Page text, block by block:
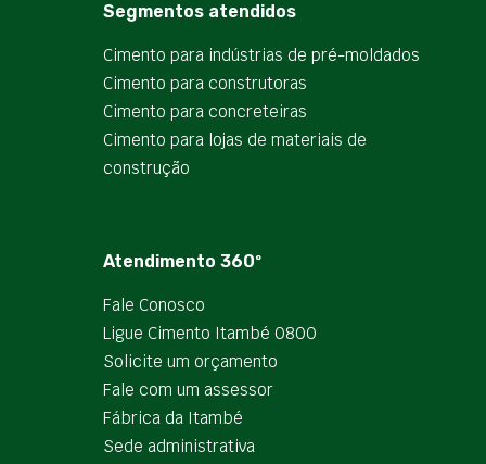
Segmentos atendidos
Cimento para indústrias de pré-moldados
Cimento para construtoras
Cimento para concreteiras
Cimento para lojas de materiais de
construção
Atendimento 360º
Fale Conosco
Ligue Cimento Itambé 0800
Solicite um orçamento
Fale com um assessor
Fábrica da Itambé
Sede administrativa